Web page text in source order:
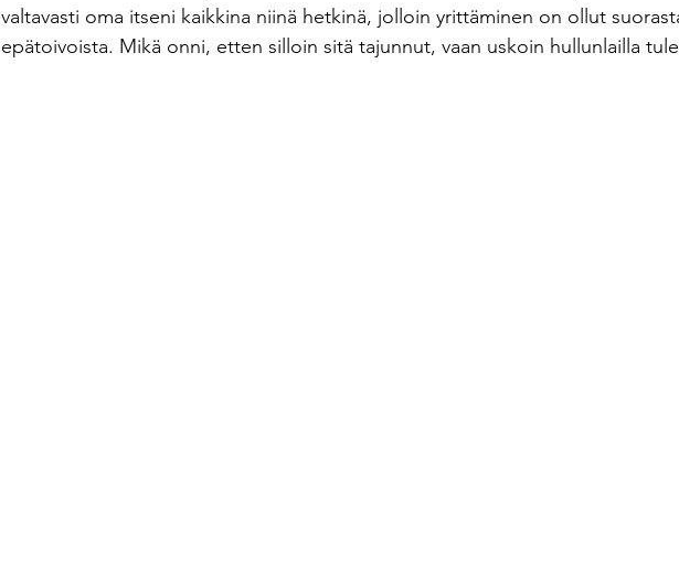
valtavasti oma itseni kaikkina niinä hetkinä, jolloin yrittäminen on ollut
epätoivoista. Mikä onni, etten silloin sitä tajunnut, vaan uskoin hullunlailla